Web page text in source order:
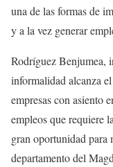
una de las formas de
y a la vez generar
Rodríguez Benjumea,
informalidad alcanza
empresas con asiento
empleos que requiere
gran oportunidad para
departamento del